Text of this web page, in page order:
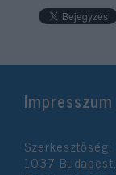
Impresszum
Szerkesztőség:
1037